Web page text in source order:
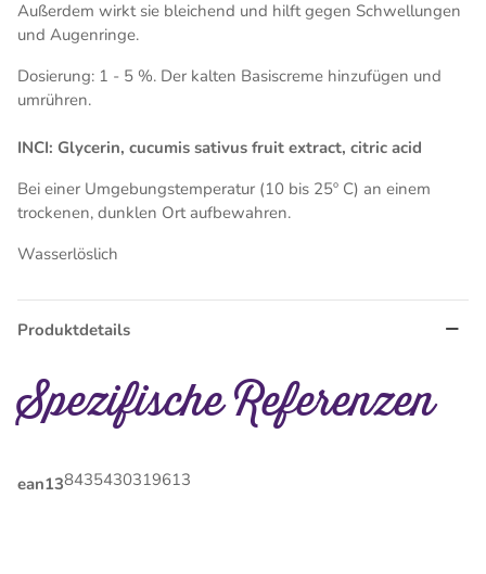
Außerdem wirkt sie bleichend und hilft gegen Schwellungen
und Augenringe.
Dosierung: 1 - 5 %. Der kalten Basiscreme hinzufügen und
umrühren.
INCI: Glycerin, cucumis sativus fruit extract, citric acid
Bei einer Umgebungstemperatur (10 bis 25º C) an einem
trockenen, dunklen Ort aufbewahren.
Wasserlöslich
Produktdetails
Spezifische Referenzen
ean138435430319613